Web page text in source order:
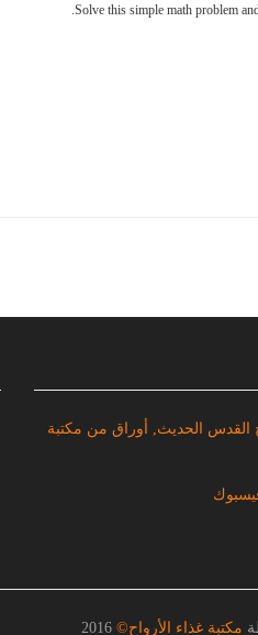
Solve this simple math problem
القدس الحديث, أوراق من مكتبة
مكتبة غذاء الأرواح© 2016